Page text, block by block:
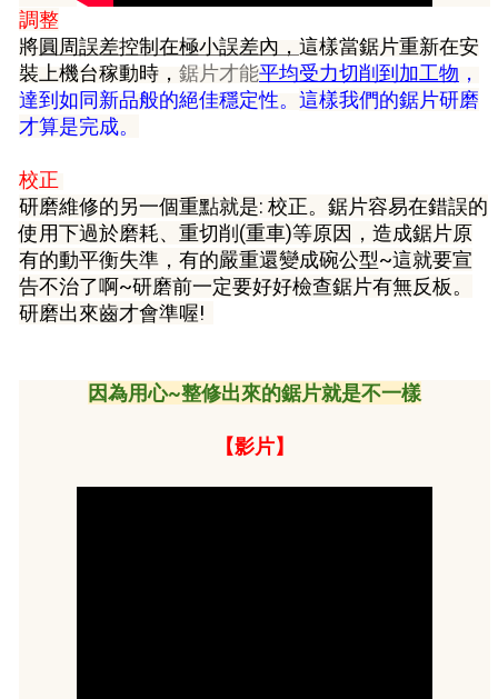
調整
將圓周誤差控制在極小誤差內， 這樣當鋸片重新在安
裝上機台稼動時， 鋸片才能平均受力切削到加工物 ，
達到如同新品般的絕佳穩定性。 這樣我們的鋸片研磨
才算是完成。
校正
研磨維修的另一個重點就是: 校正。鋸片容易在錯誤的
使用下過於磨耗、重切削(重車)等原因，造成鋸片原
有的動平衡失準，有的嚴重還變成碗公型~這就要宣
告不治了啊~研磨前一定要好好檢查鋸片有無反板。
研磨出來齒才會準喔!
因為用心~整修出來的鋸片就是不一樣
【影片】